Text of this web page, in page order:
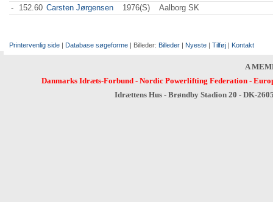
-
152.60 Carsten Jørgensen 1976(S) Aalborg SK
Printervenlig side | Database søgeforme | Billeder: Billeder | Nyeste | Tilføj | Kontakt
A
Danmarks Idræts-Forbund- Nordic Powerlifting Federation-
Idrættens Hus - Brøndby Stadion 20 - DK-